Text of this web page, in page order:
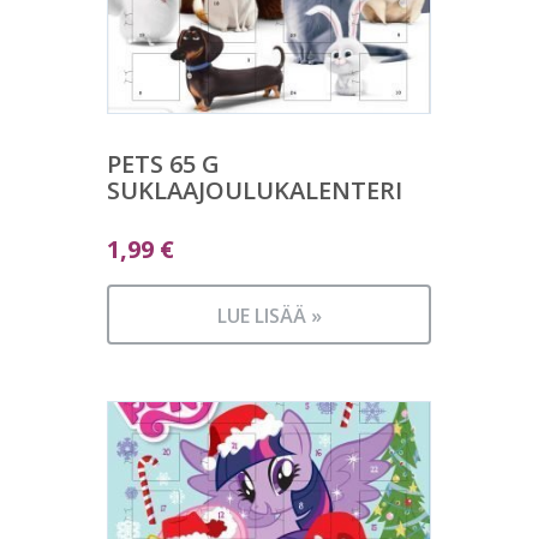
PETS 65 G
SUKLAAJOULUKALENTERI
1,99 €
LUE LISÄÄ »